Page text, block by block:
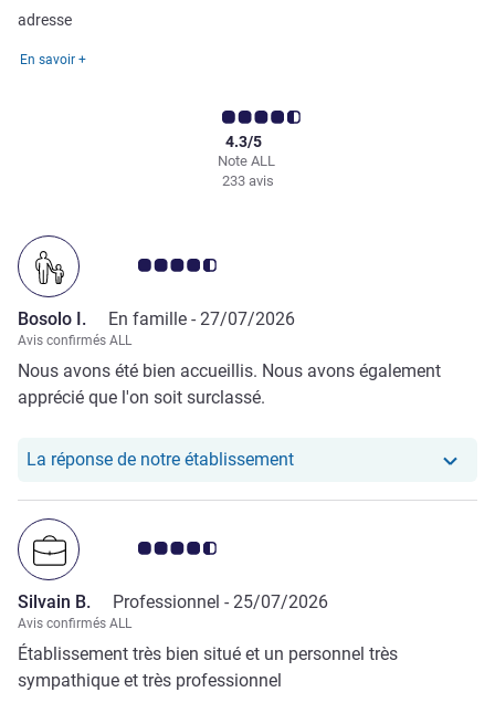
adresse
En savoir +
Note ALL
4.3/5
233 avis
Note Avis clients 4.5/5
Bosolo I. En famille - 27/07/2026
Avis confirmés ALL
Nous avons été bien accueillis. Nous avons également
apprécié que l'on soit surclassé.
La réponse de notre établissementNotre hôtel a repondu au
Note Avis clients 4.5/5
Silvain B. Professionnel - 25/07/2026
Avis confirmés ALL
Établissement très bien situé et un personnel très
sympathique et très professionnel